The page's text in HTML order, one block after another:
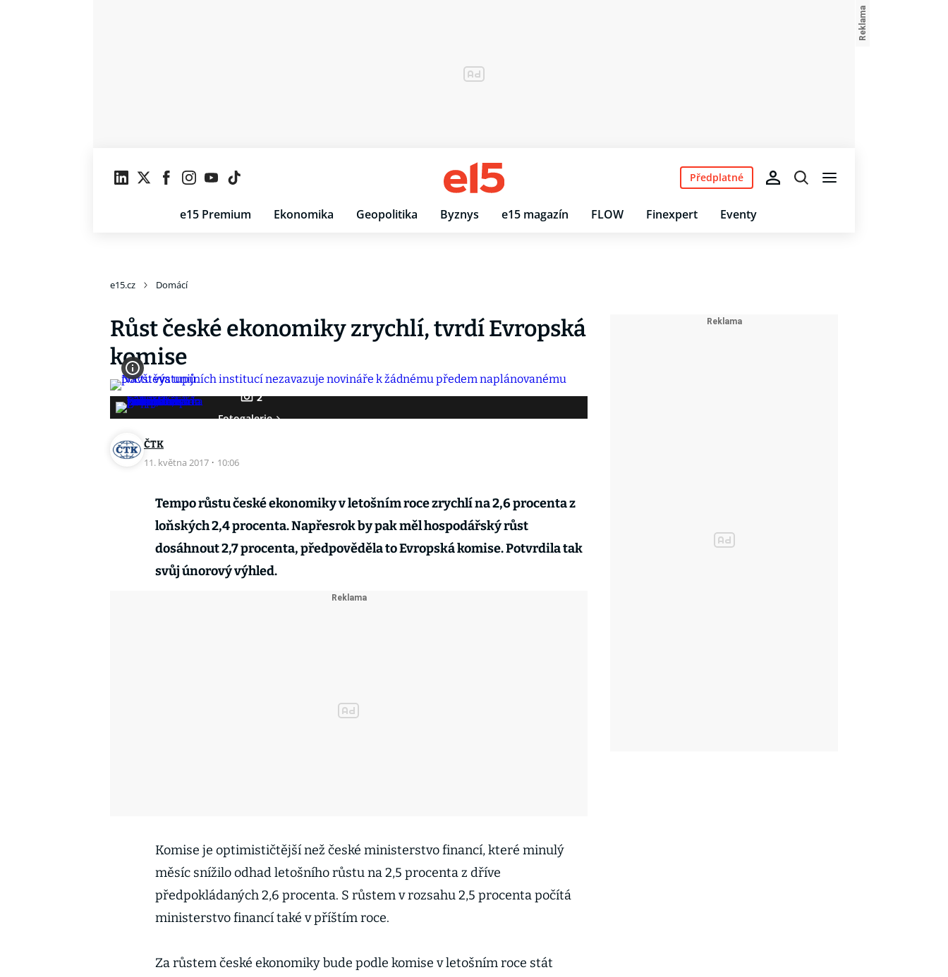
e15 Premium Ekonomika Geopolitika Byznys e15 magazín FLOW Finexpert Eventy
Předplatné
e15.cz Domácí
Růst české ekonomiky zrychlí, tvrdí Evropská
komise
2
Fotogalerie
ČTK
11. května 2017 · 10:06
Tempo růstu české ekonomiky v letošním roce zrychlí na 2,6 procenta z
loňských 2,4 procenta. Napřesrok by pak měl hospodářský růst
dosáhnout 2,7 procenta, předpověděla to Evropská komise. Potvrdila tak
svůj únorový výhled.
Komise je optimističtější než české ministerstvo financí, které minulý
měsíc snížilo odhad letošního růstu na 2,5 procenta z dříve
předpokládaných 2,6 procenta. S růstem v rozsahu 2,5 procenta počítá
ministerstvo financí také v příštím roce.
Za růstem české ekonomiky bude podle komise v letošním roce stát